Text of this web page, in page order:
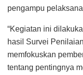
pengampu
“Kegiatan ini
hasil Survei
memfokuskan
tentang pentingnya